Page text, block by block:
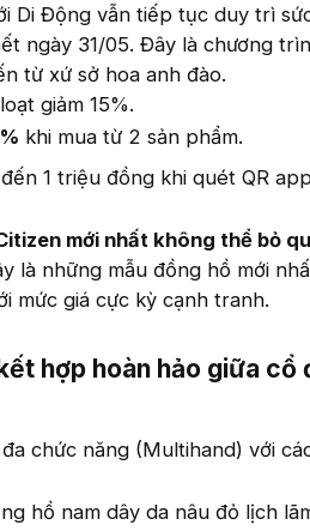
Di Động vẫn tiếp tục duy trì
ngày 31/05. Đây là chương
từ xứ sở hoa anh đào.
giảm 15%.
khi mua từ 2 sản phẩm.
1 triệu đồng khi quét QR
mới nhất không thể bỏ
là những mẫu đồng hồ mới
mức giá cực kỳ cạnh tranh.
hợp hoàn hảo giữa cổ
chức năng (Multihand) với
hồ nam dây da nâu đỏ lịch